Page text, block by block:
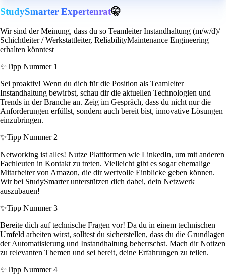
StudySmarter Expertenrat🤫
Wir sind der Meinung, dass du so Teamleiter Instandhaltung (m/w/d)/
Schichtleiter / Werkstattleiter, ReliabilityMaintenance Engineering
erhalten könntest
✨Tipp Nummer 1
Sei proaktiv! Wenn du dich für die Position als Teamleiter
Instandhaltung bewirbst, schau dir die aktuellen Technologien und
Trends in der Branche an. Zeig im Gespräch, dass du nicht nur die
Anforderungen erfüllst, sondern auch bereit bist, innovative Lösungen
einzubringen.
✨Tipp Nummer 2
Networking ist alles! Nutze Plattformen wie LinkedIn, um mit anderen
Fachleuten in Kontakt zu treten. Vielleicht gibt es sogar ehemalige
Mitarbeiter von Amazon, die dir wertvolle Einblicke geben können.
Wir bei StudySmarter unterstützen dich dabei, dein Netzwerk
auszubauen!
✨Tipp Nummer 3
Bereite dich auf technische Fragen vor! Da du in einem technischen
Umfeld arbeiten wirst, solltest du sicherstellen, dass du die Grundlagen
der Automatisierung und Instandhaltung beherrschst. Mach dir Notizen
zu relevanten Themen und sei bereit, deine Erfahrungen zu teilen.
✨Tipp Nummer 4